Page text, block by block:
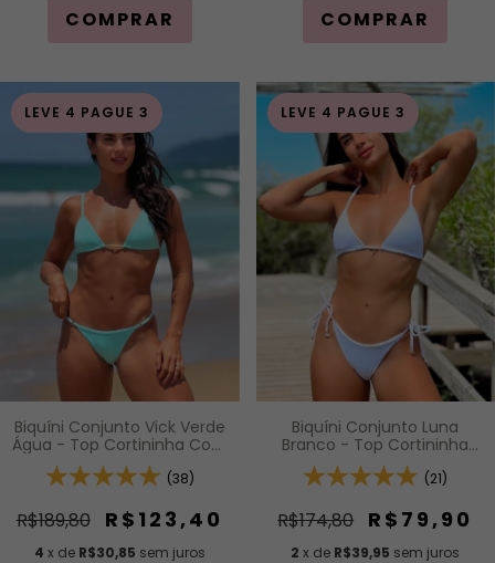
COMPRAR COMPRAR
LEVE 4 PAGUE 3
Biquíni Conjunto Vick Verde
Água - Top Cortininha Com
Calcinha Modelagem Fio De
Regulagem Na Lateral
(38)
R$189,80 R$123,40
4 x de R$30,85 sem juros
LEVE 4 PAGUE 3
Biquíni Conjunto Luna
Branco - Top Cortininha
com Bojo Removível e
Calcinha de Lacinho com
(21)
R$174,80 R$79,90
2 x de R$39,95 sem juros